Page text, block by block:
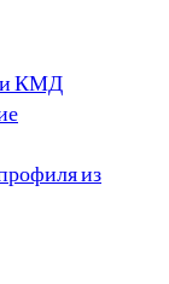
и КМД
из